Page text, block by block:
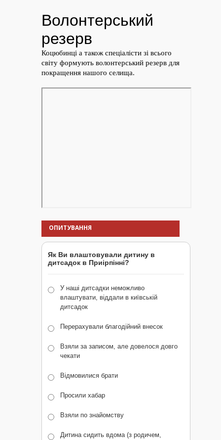
ОПИТУВАННЯ
Як Ви влаштовували дитину в
дитсадок в Приірпінні?
У наші дитсадки неможливо
влаштувати, віддали в київській
дитсадок
Перерахували благодійний внесок
Взяли за записом, але довелося довго
чекати
Відмовилися брати
Просили хабар
Взяли по знайомству
Дитина сидить вдома (з родичем,